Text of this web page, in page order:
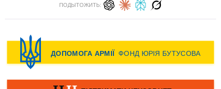
ПОДЫТОЖИТЬ: